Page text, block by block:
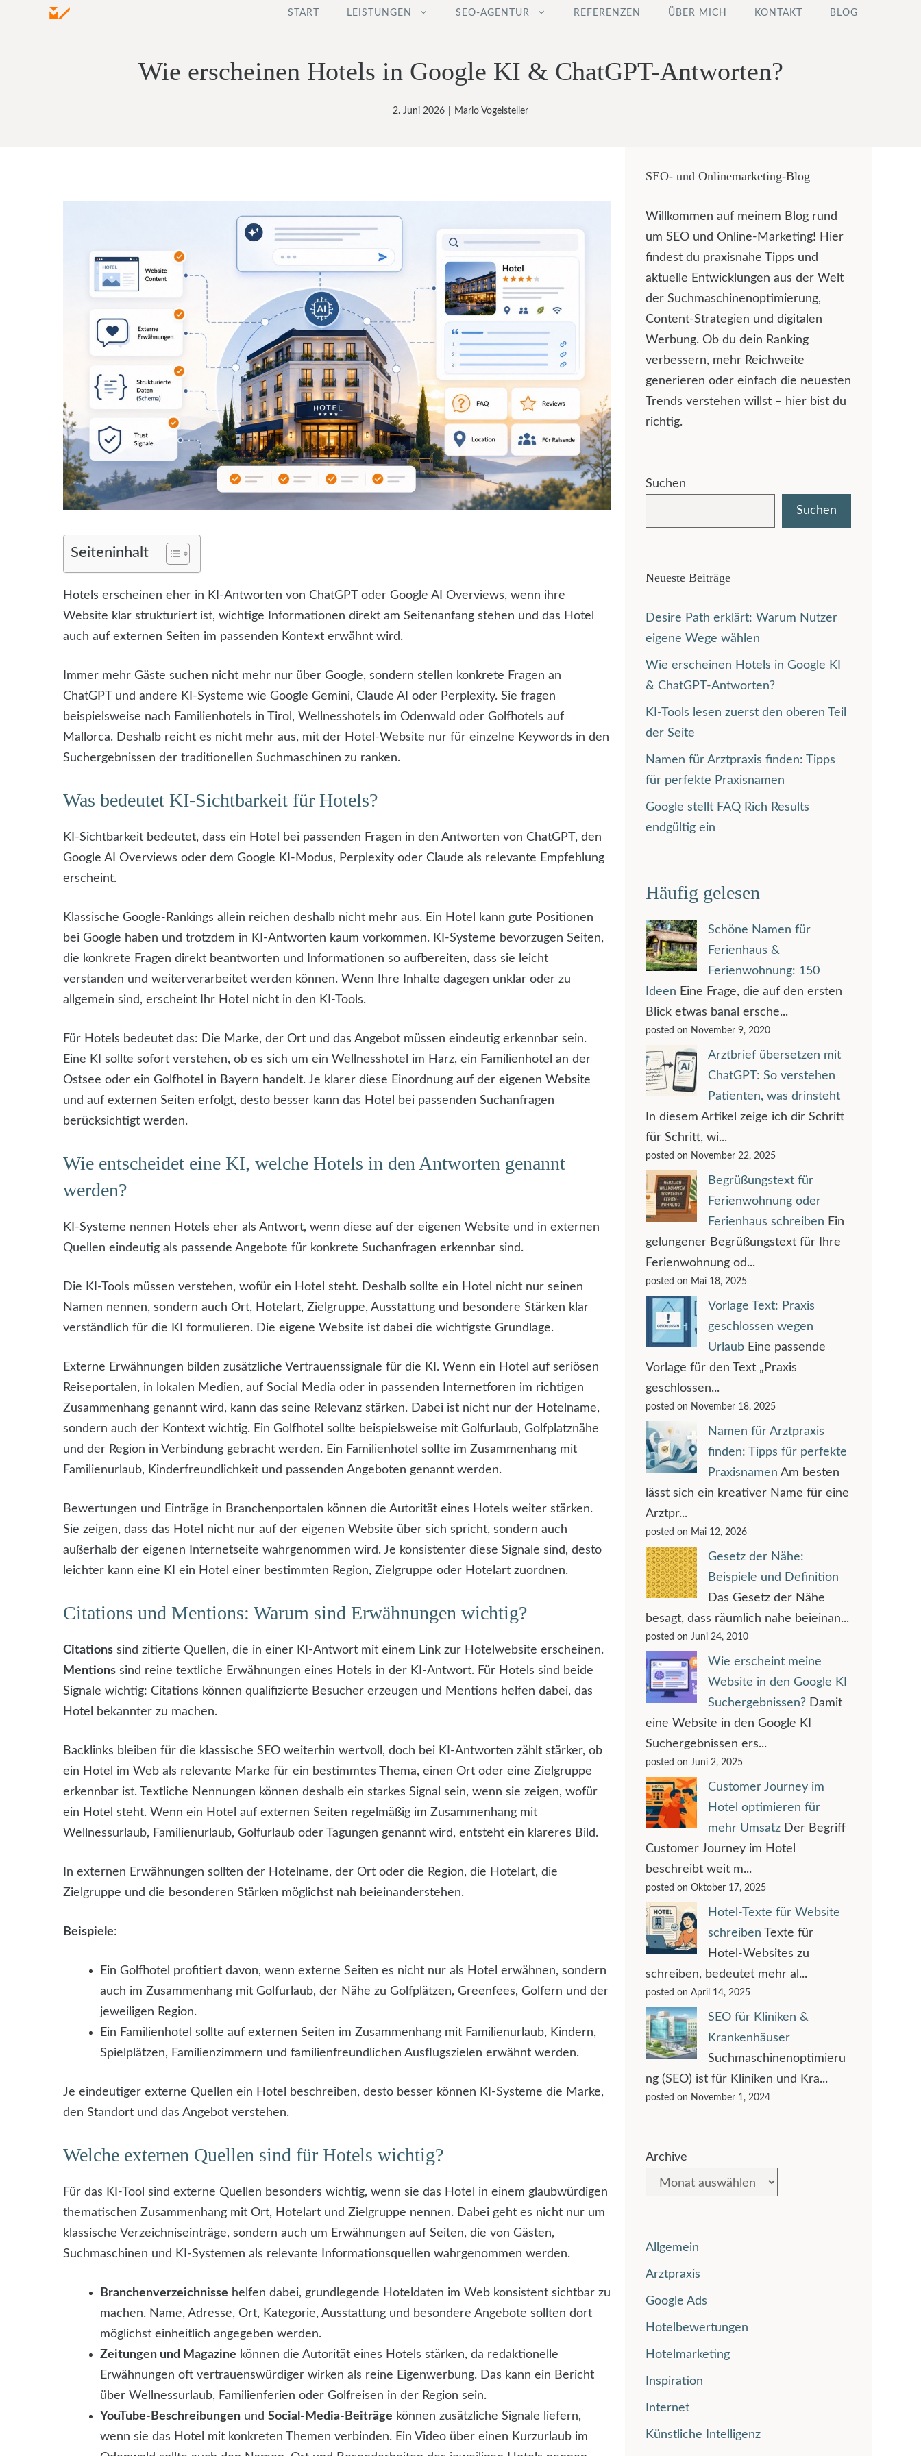
START LEISTUNGEN SEO-AGENTUR REFERENZEN ÜBER MICH KONTAKT BLOG
Wie erscheinen Hotels in Google KI & ChatGPT-Antworten?
2. Juni 2026 Mario Vogelsteller
Seiteninhalt
Hotels erscheinen eher in KI-Antworten von ChatGPT oder Google AI Overviews, wenn ihre
Website klar strukturiert ist, wichtige Informationen direkt am Seitenanfang stehen und das Hotel
auch auf externen Seiten im passenden Kontext erwähnt wird.
Immer mehr Gäste suchen nicht mehr nur über Google, sondern stellen konkrete Fragen an
ChatGPT und andere KI-Systeme wie Google Gemini, Claude AI oder Perplexity. Sie fragen
beispielsweise nach Familienhotels in Tirol, Wellnesshotels im Odenwald oder Golfhotels auf
Mallorca. Deshalb reicht es nicht mehr aus, mit der Hotel-Website nur für einzelne Keywords in den
Suchergebnissen der traditionellen Suchmaschinen zu ranken.
Was bedeutet KI-Sichtbarkeit für Hotels?
KI-Sichtbarkeit bedeutet, dass ein Hotel bei passenden Fragen in den Antworten von ChatGPT, den
Google AI Overviews oder dem Google KI-Modus, Perplexity oder Claude als relevante Empfehlung
erscheint.
Klassische Google-Rankings allein reichen deshalb nicht mehr aus. Ein Hotel kann gute Positionen
bei Google haben und trotzdem in KI-Antworten kaum vorkommen. KI-Systeme bevorzugen Seiten,
die konkrete Fragen direkt beantworten und Informationen so aufbereiten, dass sie leicht
verstanden und weiterverarbeitet werden können. Wenn Ihre Inhalte dagegen unklar oder zu
allgemein sind, erscheint Ihr Hotel nicht in den KI-Tools.
Für Hotels bedeutet das: Die Marke, der Ort und das Angebot müssen eindeutig erkennbar sein.
Eine KI sollte sofort verstehen, ob es sich um ein Wellnesshotel im Harz, ein Familienhotel an der
Ostsee oder ein Golfhotel in Bayern handelt. Je klarer diese Einordnung auf der eigenen Website
und auf externen Seiten erfolgt, desto besser kann das Hotel bei passenden Suchanfragen
berücksichtigt werden.
Wie entscheidet eine KI, welche Hotels in den Antworten genannt
werden?
KI-Systeme nennen Hotels eher als Antwort, wenn diese auf der eigenen Website und in externen
Quellen eindeutig als passende Angebote für konkrete Suchanfragen erkennbar sind.
Die KI-Tools müssen verstehen, wofür ein Hotel steht. Deshalb sollte ein Hotel nicht nur seinen
Namen nennen, sondern auch Ort, Hotelart, Zielgruppe, Ausstattung und besondere Stärken klar
verständlich für die KI formulieren. Die eigene Website ist dabei die wichtigste Grundlage.
Externe Erwähnungen bilden zusätzliche Vertrauenssignale für die KI. Wenn ein Hotel auf seriösen
Reiseportalen, in lokalen Medien, auf Social Media oder in passenden Internetforen im richtigen
Zusammenhang genannt wird, kann das seine Relevanz stärken. Dabei ist nicht nur der Hotelname,
sondern auch der Kontext wichtig. Ein Golfhotel sollte beispielsweise mit Golfurlaub, Golfplatznähe
und der Region in Verbindung gebracht werden. Ein Familienhotel sollte im Zusammenhang mit
Familienurlaub, Kinderfreundlichkeit und passenden Angeboten genannt werden.
Bewertungen und Einträge in Branchenportalen können die Autorität eines Hotels weiter stärken.
Sie zeigen, dass das Hotel nicht nur auf der eigenen Website über sich spricht, sondern auch
außerhalb der eigenen Internetseite wahrgenommen wird. Je konsistenter diese Signale sind, desto
leichter kann eine KI ein Hotel einer bestimmten Region, Zielgruppe oder Hotelart zuordnen.
Citations und Mentions: Warum sind Erwähnungen wichtig?
Citations sind zitierte Quellen, die in einer KI-Antwort mit einem Link zur Hotelwebsite erscheinen.
Mentions sind reine textliche Erwähnungen eines Hotels in der KI-Antwort. Für Hotels sind beide
Signale wichtig: Citations können qualifizierte Besucher erzeugen und Mentions helfen dabei, das
Hotel bekannter zu machen.
Backlinks bleiben für die klassische SEO weiterhin wertvoll, doch bei KI-Antworten zählt stärker, ob
ein Hotel im Web als relevante Marke für ein bestimmtes Thema, einen Ort oder eine Zielgruppe
erkennbar ist. Textliche Nennungen können deshalb ein starkes Signal sein, wenn sie zeigen, wofür
ein Hotel steht. Wenn ein Hotel auf externen Seiten regelmäßig im Zusammenhang mit
Wellnessurlaub, Familienurlaub, Golfurlaub oder Tagungen genannt wird, entsteht ein klareres Bild.
In externen Erwähnungen sollten der Hotelname, der Ort oder die Region, die Hotelart, die
Zielgruppe und die besonderen Stärken möglichst nah beieinanderstehen.
Beispiele:
Ein Golfhotel profitiert davon, wenn externe Seiten es nicht nur als Hotel erwähnen, sondern
auch im Zusammenhang mit Golfurlaub, der Nähe zu Golfplätzen, Greenfees, Golfern und der
jeweiligen Region.
Ein Familienhotel sollte auf externen Seiten im Zusammenhang mit Familienurlaub, Kindern,
Spielplätzen, Familienzimmern und familienfreundlichen Ausflugszielen erwähnt werden.
Je eindeutiger externe Quellen ein Hotel beschreiben, desto besser können KI-Systeme die Marke,
den Standort und das Angebot verstehen.
Welche externen Quellen sind für Hotels wichtig?
Für das KI-Tool sind externe Quellen besonders wichtig, wenn sie das Hotel in einem glaubwürdigen
thematischen Zusammenhang mit Ort, Hotelart und Zielgruppe nennen. Dabei geht es nicht nur um
klassische Verzeichniseinträge, sondern auch um Erwähnungen auf Seiten, die von Gästen,
Suchmaschinen und KI-Systemen als relevante Informationsquellen wahrgenommen werden.
Branchenverzeichnisse helfen dabei, grundlegende Hoteldaten im Web konsistent sichtbar zu
machen. Name, Adresse, Ort, Kategorie, Ausstattung und besondere Angebote sollten dort
möglichst einheitlich angegeben werden.
Zeitungen und Magazine können die Autorität eines Hotels stärken, da redaktionelle
Erwähnungen oft vertrauenswürdiger wirken als reine Eigenwerbung. Das kann ein Bericht
über Wellnessurlaub, Familienferien oder Golfreisen in der Region sein.
YouTube-Beschreibungen und Social-Media-Beiträge können zusätzliche Signale liefern,
wenn sie das Hotel mit konkreten Themen verbinden. Ein Video über einen Kurzurlaub im
SEO- und Onlinemarketing-Blog
Willkommen auf meinem Blog rund
um SEO und Online-Marketing! Hier
findest du praxisnahe Tipps und
aktuelle Entwicklungen aus der Welt
der Suchmaschinenoptimierung,
Content-Strategien und digitalen
Werbung. Ob du dein Ranking
verbessern, mehr Reichweite
generieren oder einfach die neuesten
Trends verstehen willst – hier bist du
richtig.
Suchen
Suchen
Neueste Beiträge
Desire Path erklärt: Warum Nutzer
eigene Wege wählen
Wie erscheinen Hotels in Google KI
& ChatGPT-Antworten?
KI-Tools lesen zuerst den oberen Teil
der Seite
Namen für Arztpraxis finden: Tipps
für perfekte Praxisnamen
Google stellt FAQ Rich Results
endgültig ein
Häufig gelesen
Schöne Namen für
Ferienhaus &
Ferienwohnung: 150
Ideen Eine Frage, die auf den ersten
Blick etwas banal ersche...
posted on November 9, 2020
Arztbrief übersetzen mit
ChatGPT: So verstehen
Patienten, was drinsteht
In diesem Artikel zeige ich dir Schritt
für Schritt, wi...
posted on November 22, 2025
Begrüßungstext für
Ferienwohnung oder
Ferienhaus schreiben Ein
gelungener Begrüßungstext für Ihre
Ferienwohnung od...
posted on Mai 18, 2025
Vorlage Text: Praxis
geschlossen wegen
Urlaub Eine passende
Vorlage für den Text „Praxis
geschlossen...
posted on November 18, 2025
Namen für Arztpraxis
finden: Tipps für perfekte
Praxisnamen Am besten
lässt sich ein kreativer Name für eine
Arztpr...
posted on Mai 12, 2026
Gesetz der Nähe:
Beispiele und Definition
Das Gesetz der Nähe
besagt, dass räumlich nahe beieinan...
posted on Juni 24, 2010
Wie erscheint meine
Website in den Google KI
Suchergebnissen? Damit
eine Website in den Google KI
Suchergebnissen ers...
posted on Juni 2, 2025
Customer Journey im
Hotel optimieren für
mehr Umsatz Der Begriff
Customer Journey im Hotel
beschreibt weit m...
posted on Oktober 17, 2025
Hotel-Texte für Website
schreiben Texte für
Hotel-Websites zu
schreiben, bedeutet mehr al...
posted on April 14, 2025
SEO für Kliniken &
Krankenhäuser
Suchmaschinenoptimieru
ng (SEO) ist für Kliniken und Kra...
posted on November 1, 2024
Archive
Allgemein
Arztpraxis
Google Ads
Hotelbewertungen
Hotelmarketing
Inspiration
Internet
Künstliche Intelligenz